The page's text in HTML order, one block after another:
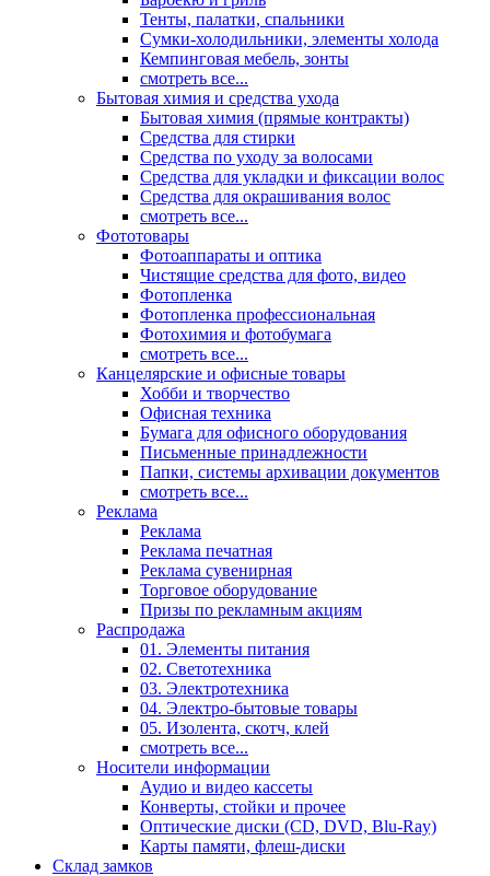
Тенты, палатки, спальники
Сумки-холодильники, элементы холода
Кемпинговая мебель, зонты
смотреть все...
Бытовая химия и средства ухода
Бытовая химия (прямые контракты)
Средства для стирки
Средства по уходу за волосами
Средства для укладки и фиксации волос
Средства для окрашивания волос
смотреть все...
Фототовары
Фотоаппараты и оптика
Чистящие средства для фото, видео
Фотопленка
Фотопленка профессиональная
Фотохимия и фотобумага
смотреть все...
Канцелярские и офисные товары
Хобби и творчество
Офисная техника
Бумага для офисного оборудования
Письменные принадлежности
Папки, системы архивации документов
смотреть все...
Реклама
Реклама
Реклама печатная
Реклама сувенирная
Торговое оборудование
Призы по рекламным акциям
Распродажа
01. Элементы питания
02. Светотехника
03. Электротехника
04. Электро-бытовые товары
05. Изолента, скотч, клей
смотреть все...
Носители информации
Аудио и видео кассеты
Конверты, стойки и прочее
Оптические диски (CD, DVD, Blu-Ray)
Карты памяти, флеш-диски
Склад замков